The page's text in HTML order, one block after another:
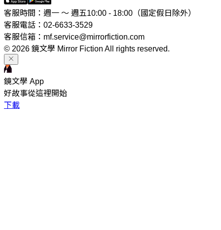
客服時間：週一 ～ 週五10:00 - 18:00（國定假日除外）
客服電話：02-6633-3529
客服信箱：mf.service@mirrorfiction.com
© 2026 鏡文學 Mirror Fiction All rights reserved.
鏡文學 App
好故事從這裡開始
下載